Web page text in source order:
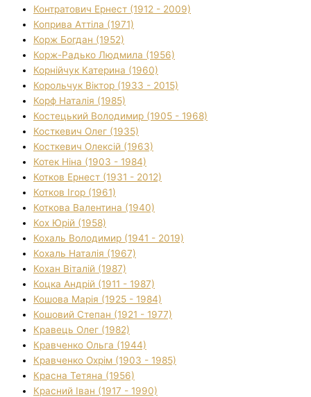
Контратович Ернест (1912 - 2009)
Коприва Аттіла (1971)
Корж Богдан (1952)
Корж-Радько Людмила (1956)
Корнійчук Катерина (1960)
Корольчук Віктор (1933 - 2015)
Корф Наталія (1985)
Костецький Володимир (1905 - 1968)
Косткевич Олег (1935)
Косткевич Олексій (1963)
Котек Ніна (1903 - 1984)
Котков Ернест (1931 - 2012)
Котков Ігор (1961)
Коткова Валентина (1940)
Кох Юрій (1958)
Кохаль Володимир (1941 - 2019)
Кохаль Наталія (1967)
Кохан Віталій (1987)
Коцка Андрій (1911 - 1987)
Кошова Марія (1925 - 1984)
Кошовий Степан (1921 - 1977)
Кравець Олег (1982)
Кравченко Ольга (1944)
Кравченко Охрім (1903 - 1985)
Красна Тетяна (1956)
Красний Іван (1917 - 1990)